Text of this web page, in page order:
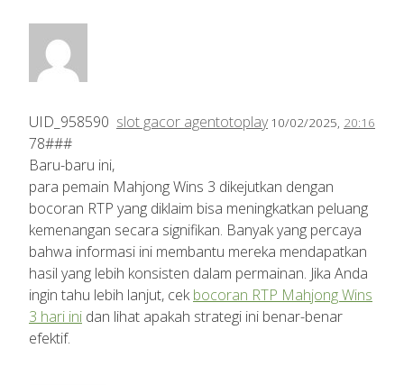
slot gacor agentotoplay 10/02/2025, 20:16
UID_958590
78###
Baru-baru ini,
para pemain Mahjong Wins 3 dikejutkan dengan
bocoran RTP yang diklaim bisa meningkatkan peluang
kemenangan secara signifikan. Banyak yang percaya
bahwa informasi ini membantu mereka mendapatkan
hasil yang lebih konsisten dalam permainan. Jika Anda
ingin tahu lebih lanjut, cekbocoran RTP Mahjong Wins
3 hari ini dan lihat apakah strategi ini benar-benar
efektif.